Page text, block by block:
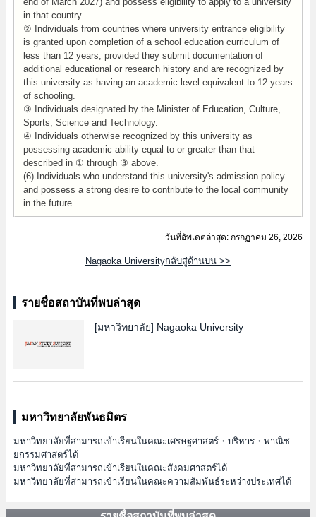
in that country.
② Individuals from countries where university entrance eligibility
is granted upon completion of a school education curriculum of
less than 12 years, provided they submit documentation of
additional educational or research history and are recognized by
this university as having an academic level equivalent to 12 years
of schooling.
③ Individuals designated by the Minister of Education, Culture,
Sports, Science and Technology.
④ Individuals otherwise recognized by this university as
possessing academic ability equal to or greater than that
described in ① through ③ above.
(6) Individuals who understand this university's admission policy
and possess a strong desire to contribute to the local community
in the future.
วันที่อัพเดตล่าสุด: กรกฏาคม 26, 2026
Nagaoka Universityกลับสู่ด้านบน >>
รายชื่อสถาบันที่พบล่าสุด
[มหาวิทยาลัย] Nagaoka University
มหาวิทยาลัยพันธมิตร
มหาวิทยาลัยที่สามารถเข้าเรียนในคณะเศรษฐศาสตร์・บริหาร・พาณิช
ยกรรมศาสตร์ได้
มหาวิทยาลัยที่สามารถเข้าเรียนในคณะสังคมศาสตร์ได้
มหาวิทยาลัยที่สามารถเข้าเรียนในคณะความสัมพันธ์ระหว่างประเทศได้